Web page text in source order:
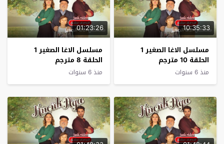
10:35:33
مسلسل الاغا الصغير 1
الحلقة 10 مترجم
منذ 6 سنوات
01:23:26
مسلسل الاغا الصغير 1
الحلقة 8 مترجم
منذ 6 سنوات